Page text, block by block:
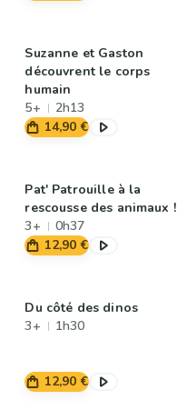
Suzanne et Gaston
découvrent le corps
humain
5+
2h13
14,90 €
Pat' Patrouille à la
rescousse des animaux !
3+
0h37
12,90 €
Du côté des dinos
3+
1h30
12,90 €